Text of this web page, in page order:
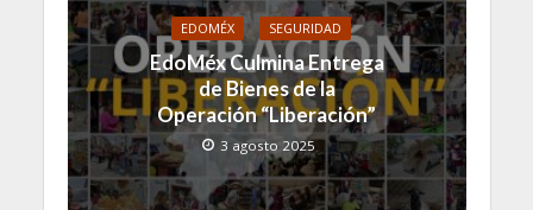
EDOMÉX SEGURIDAD
EdoMéx Culmina Entrega
de Bienes de la
Operación “Liberación”
3 agosto 2025